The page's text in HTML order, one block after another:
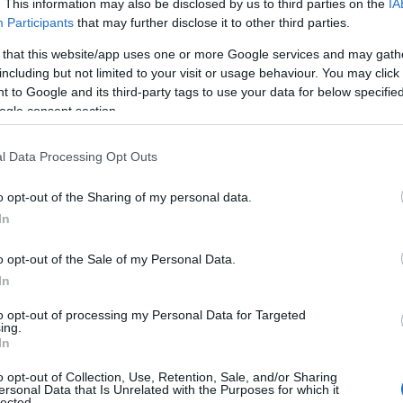
This information may also be disclosed by us to third parties on the
Participants that may further disclose it to other third parties.
that this website/app uses one or more Google services and may
but not limited to your visit or usage behaviour. You may
to Google and its third-party tags to use your data for below
consent section.
Data Processing Opt Outs
opt-out of the Sharing of my personal data.
opt-out of the Sale of my Personal Data.
opt-out of processing my Personal Data for Targeted
opt-out of Collection, Use, Retention, Sale, and/or Sharing
Data that Is Unrelated with the Purposes for which it
o depun sau pentru realizările mele. Cu
de talentat şi muncitor! Apreciez asta!”.
când nu se putea mai bine. Era o perioadă în care
anumitor grupuri de oameni cu care eu, şi nu
m-a ajutat să mă descotorosesc de nişte
What’s UP şi Pisica! Pace în suflete!”,
Super Ed răspunde simplu, cu versuri din
ne iubeşti”.